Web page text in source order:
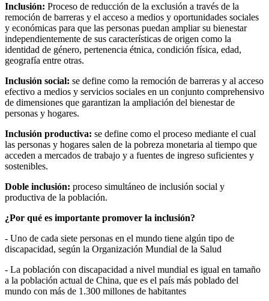
Inclusión: Proceso de reducción de la exclusión a través de la
remoción de barreras y el acceso a medios y oportunidades sociales
y económicas para que las personas puedan ampliar su bienestar
independientemente de sus características de origen como la
identidad de género, pertenencia étnica, condición física, edad,
geografía entre otras.
Inclusión social: se define como la remoción de barreras y al acceso
efectivo a medios y servicios sociales en un conjunto comprehensivo
de dimensiones que garantizan la ampliación del bienestar de
personas y hogares.
Inclusión productiva: se define como el proceso mediante el cual
las personas y hogares salen de la pobreza monetaria al tiempo que
acceden a mercados de trabajo y a fuentes de ingreso suficientes y
sostenibles.
Doble inclusión: proceso simultáneo de inclusión social y
productiva de la población.
¿Por qué es importante promover la inclusión?
- Uno de cada siete personas en el mundo tiene algún tipo de
discapacidad, según la Organización Mundial de la Salud
- La población con discapacidad a nivel mundial es igual en tamaño
a la población actual de China, que es el país más poblado del
mundo con más de 1.300 millones de habitantes